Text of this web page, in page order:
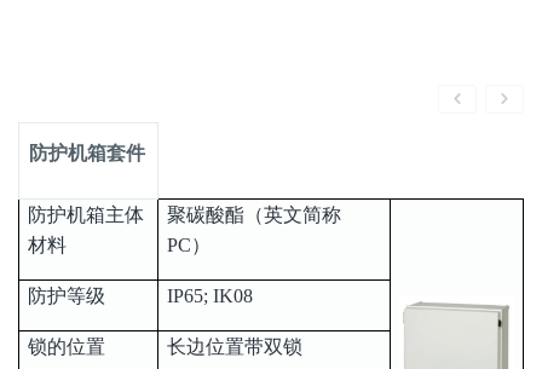
防护机箱套件
防护机箱主体
材料
聚碳酸酯（英文简称
PC）
防护等级 IP65; IK08
锁的位置 长边位置带双锁